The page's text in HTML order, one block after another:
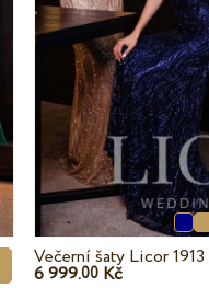
Večerní šaty Licor 1913
6 999.00Kč